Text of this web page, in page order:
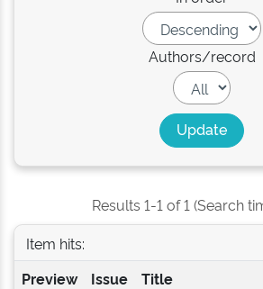
Authors/record
Results 1-1 of 1 (Search
Item hits:
Preview
Issue
Title